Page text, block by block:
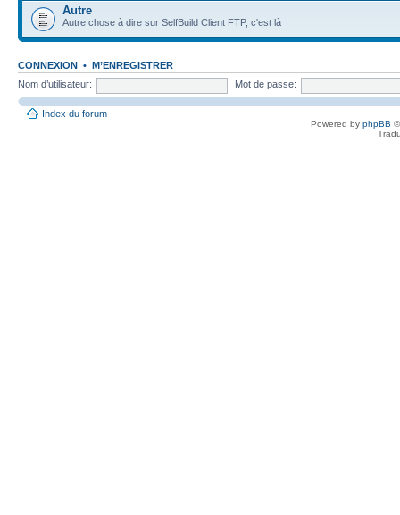
Autre
Autre chose à dire sur SelfBuild Client FTP, c'est là
CONNEXION • M’ENREGISTRER
Nom d’utilisateur:
Mot de passe:
Index du forum
Powered by phpBB